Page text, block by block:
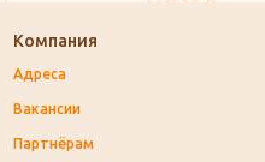
Компания
Адреса
Вакансии
Партнёрам